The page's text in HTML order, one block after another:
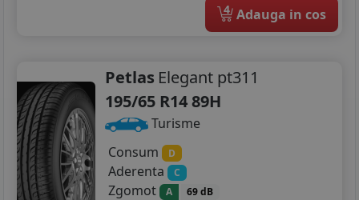
4 Adauga in cos
Petlas Elegant pt311
195/65 R14 89H
Turisme
Consum
D
Aderenta C
Zgomot A 69 dB